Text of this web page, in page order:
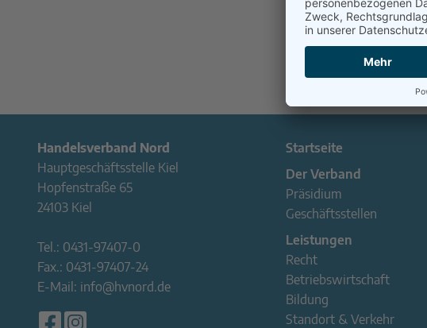
Handelsverband Nord
Hauptgeschäftsstelle Kiel
Hopfenstraße 65
24103 Kiel
Tel.: 0431-97407-0
Fax.: 0431-97407-24
E-Mail: info@hvnord.de
Startseite
Der Verband
Präsidium
Geschäftsstellen
Leistungen
Recht
Betriebswirtschaft
Bildung
Standort & Verkehr